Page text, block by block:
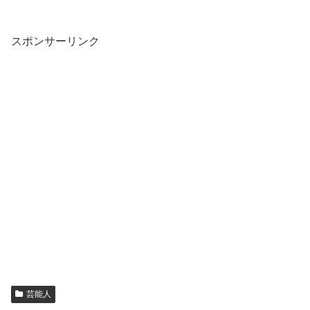
スポンサーリンク
芸能人